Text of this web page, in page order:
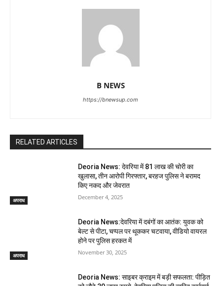
B NEWS
https://bnewsup.com
RELATED ARTICLES
अपराध
Deoria News: देवरिया में 81 लाख की चोरी का
खुलासा, तीन आरोपी गिरफ्तार, बरहज पुलिस ने बरामद
किए नकद और जेवरात
December 4, 2025
अपराध
Deoria News:देवरिया में दबंगों का आतंक: युवक को
बेल्ट से पीटा, चप्पल पर थूककर चटवाया, वीडियो वायरल
होने पर पुलिस हरकत में
November 30, 2025
Deoria News: साइबर क्राइम में बड़ी सफलता: पीड़ित